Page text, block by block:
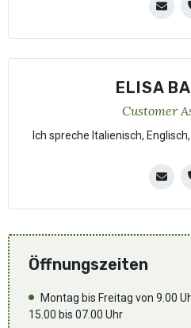
ELISA
Customer
Ich spreche Italienisch,
Öffnungszeiten
Montag bis Freitag von 9.00
15.00 bis 07.00 Uhr